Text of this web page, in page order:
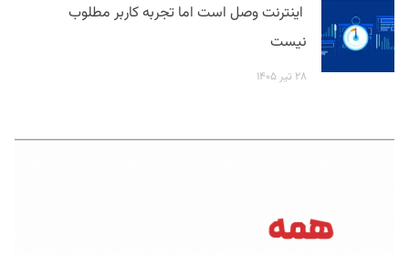
اینترنت وصل است اما تجربه کاربر مطلوب
نیست
۲۸ تیر ۱۴۰۵